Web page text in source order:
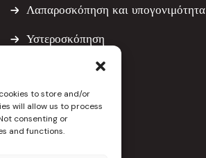
to store and/or
will allow us to process
consenting or
and functions.
Λαπαροσκόπηση και υπογονιμότητα
Υστεροσκόπηση
Μυομεκτομή